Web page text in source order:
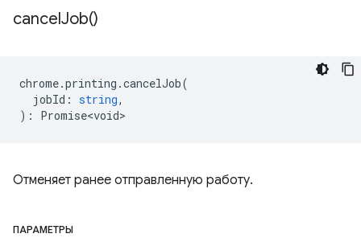
cancelJob()
chrome.printing .cancelJob(
jobId : string,
) : Promise<void>
Отменяет ранее отправленную работу.
ПАРАМЕТРЫ